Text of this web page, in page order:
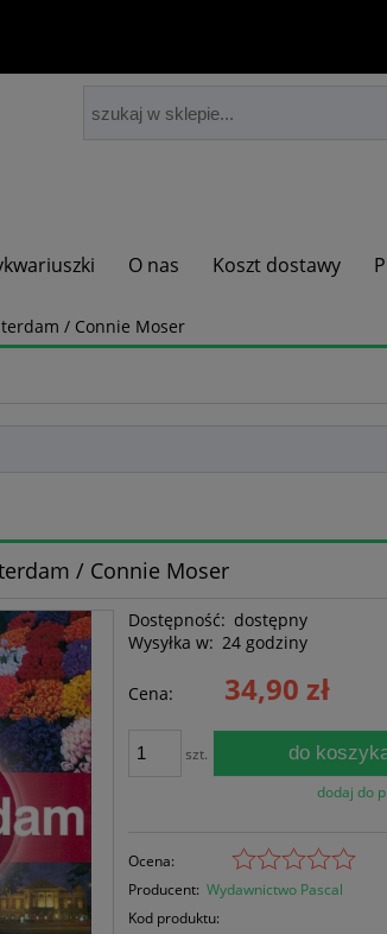
O nas Koszt dostawy
/ Connie Moser
/ Connie Moser
Dostępność: dostępny
Wysyłka w: 24 godziny
Cena: 34,90 zł
szt. do
dodaj do
Ocena:
Producent: Wydawnictwo Pascal
Kod produktu: